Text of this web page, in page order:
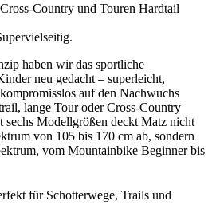
Country und Touren Hardtail
haben wir das sportliche
neu gedacht – superleicht,
auf den Nachwuchs
lange Tour oder Cross-Country
Modellgrößen deckt Matz nicht
von 105 bis 170 cm ab, sondern
vom Mountainbike Beginner bis
für Schotterwege, Trails und